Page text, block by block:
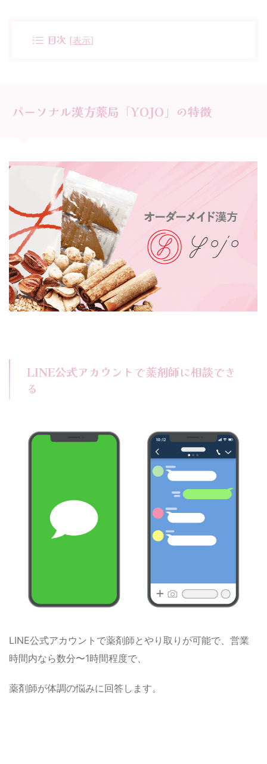
目次 [表示]
パーソナル漢方薬局「YOJO」の特徴
LINE公式アカウントで薬剤師に相談でき
る
LINE公式アカウントで薬剤師とやり取りが可能で、営業
時間内なら数分〜1時間程度で、
薬剤師が体調の悩みに回答します。